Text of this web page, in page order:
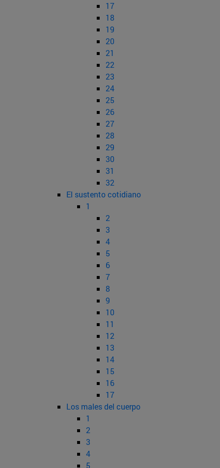
17
18
19
20
21
22
23
24
25
26
27
28
29
30
31
32
El sustento cotidiano
1
2
3
4
5
6
7
8
9
10
11
12
13
14
15
16
17
Los males del cuerpo
1
2
3
4
5